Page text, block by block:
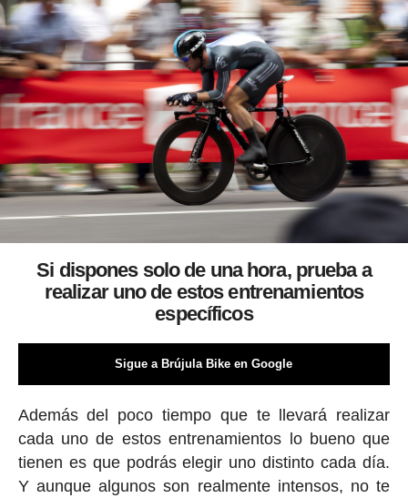
Si dispones solo de una hora, prueba a
realizar uno de estos entrenamientos
específicos
Sigue a Brújula Bike en Google
Además del poco tiempo que te llevará realizar
cada uno de estos entrenamientos lo bueno que
tienen es que podrás elegir uno distinto cada día.
Y aunque algunos son realmente intensos, no te